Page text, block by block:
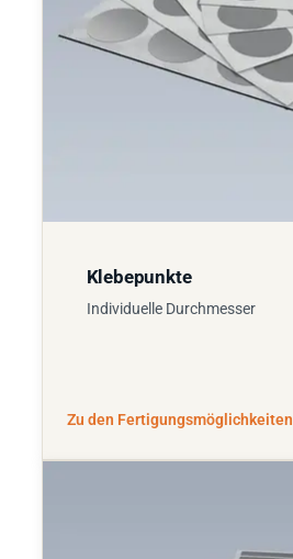
Klebepunkte
Individuelle Durchmesser
Zu den Fertigungsmöglichkeiten